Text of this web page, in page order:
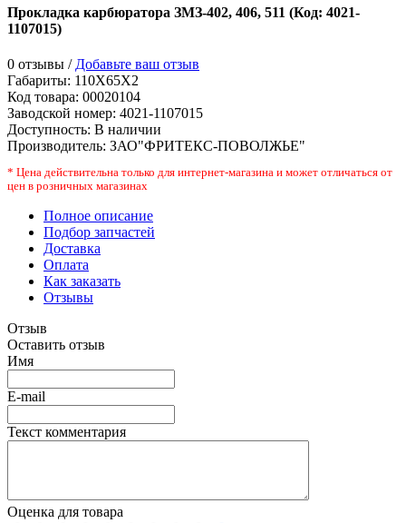
Прокладка карбюратора ЗМЗ-402, 406, 511 (Код: 4021-
1107015)
0 отзывы / Добавьте ваш отзыв
Габариты: 110X65X2
Код товара: 00020104
Заводской номер: 4021-1107015
Доступность: В наличии
Производитель: ЗАО"ФРИТЕКС-ПОВОЛЖЬЕ"
* Цена действительна только для интернет-магазина и может отличаться от
цен в розничных магазинах
Полное описание
Подбор запчастей
Доставка
Оплата
Как заказать
Отзывы
Отзыв
Оставить отзыв
Имя
E-mail
Текст комментария
Оценка для товара